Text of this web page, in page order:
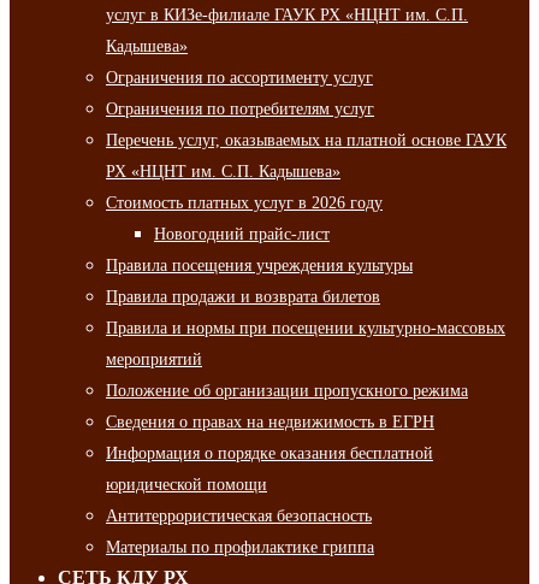
услуг в КИЗе-филиале ГАУК РХ «НЦНТ им. С.П.
Кадышева»
Ограничения по ассортименту услуг
Ограничения по потребителям услуг
Перечень услуг, оказываемых на платной основе ГАУК
РХ «НЦНТ им. С.П. Кадышева»
Стоимость платных услуг в 2026 году
Новогодний прайс-лист
Правила посещения учреждения культуры
Правила продажи и возврата билетов
Правила и нормы при посещении культурно-массовых
мероприятий
Положение об организации пропускного режима
Сведения о правах на недвижимость в ЕГРН
Информация о порядке оказания бесплатной
юридической помощи
Антитеррористическая безопасность
Материалы по профилактике гриппа
СЕТЬ КДУ РХ